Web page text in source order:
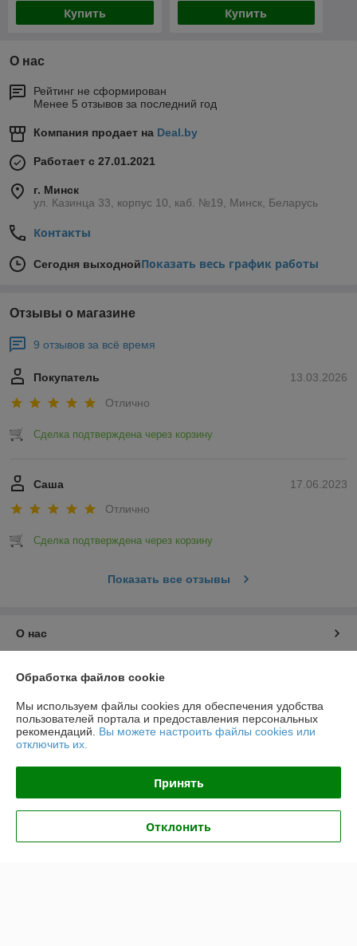
Купить Купить
О нас
Рейтинг не сформирован
Менее 5 отзывов за последний год
Компания продает на Deal.by
Работает с 27.01.2021
г. Минск
ул. Казинца 33, корпус 10, каб. №19, Минск, Беларусь
Контакты
Сегодня выходнойПоказать весь график работы
Отзывы о магазине
9 отзывов за всё время
13.03.2026
Покупатель
Отлично
Сделка подтверждена через корзину
17.06.2023
Саша
Отлично
Сделка подтверждена через корзину
Показать все отзывы
О нас
Контакты
Доставка и оплата
График работы
Политика обработки cookies
Обработка файлов cookie
Мы используем файлы cookies для обеспечения удобства
пользователей портала и предоставления персональных
рекомендаций. Вы можете настроить файлы cookies или
отключить их.
Принять
Отклонить